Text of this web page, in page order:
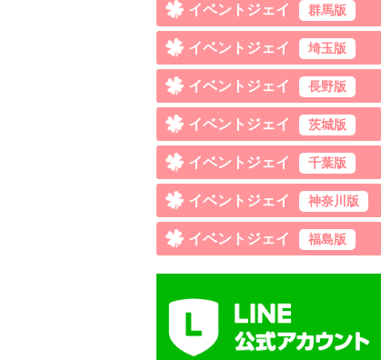
イベントジェイ 群馬版
イベントジェイ 埼玉版
イベントジェイ 長野版
イベントジェイ 茨城版
イベントジェイ 千葉版
イベントジェイ 神奈川版
イベントジェイ 福島版